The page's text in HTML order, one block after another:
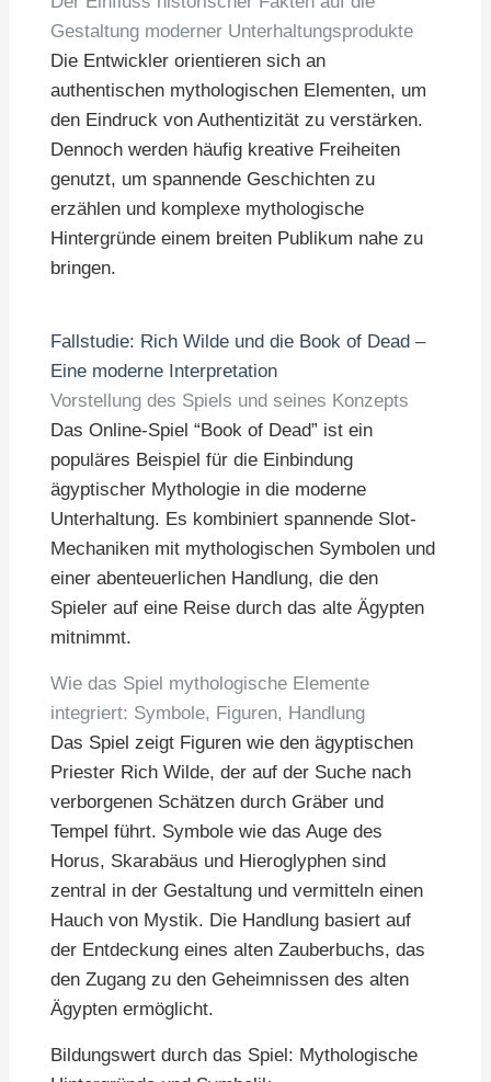
Gestaltung moderner Unterhaltungsprodukte
Die Entwickler orientieren sich an
authentischen mythologischen Elementen, um
den Eindruck von Authentizität zu verstärken.
Dennoch werden häufig kreative Freiheiten
genutzt, um spannende Geschichten zu
erzählen und komplexe mythologische
Hintergründe einem breiten Publikum nahe zu
bringen.
Fallstudie: Rich Wilde und die Book of Dead –
Eine moderne Interpretation
Vorstellung des Spiels und seines Konzepts
Das Online-Spiel “Book of Dead” ist ein
populäres Beispiel für die Einbindung
ägyptischer Mythologie in die moderne
Unterhaltung. Es kombiniert spannende Slot-
Mechaniken mit mythologischen Symbolen und
einer abenteuerlichen Handlung, die den
Spieler auf eine Reise durch das alte Ägypten
mitnimmt.
Wie das Spiel mythologische Elemente
integriert: Symbole, Figuren, Handlung
Das Spiel zeigt Figuren wie den ägyptischen
Priester Rich Wilde, der auf der Suche nach
verborgenen Schätzen durch Gräber und
Tempel führt. Symbole wie das Auge des
Horus, Skarabäus und Hieroglyphen sind
zentral in der Gestaltung und vermitteln einen
Hauch von Mystik. Die Handlung basiert auf
der Entdeckung eines alten Zauberbuchs, das
den Zugang zu den Geheimnissen des alten
Ägypten ermöglicht.
Bildungswert durch das Spiel: Mythologische